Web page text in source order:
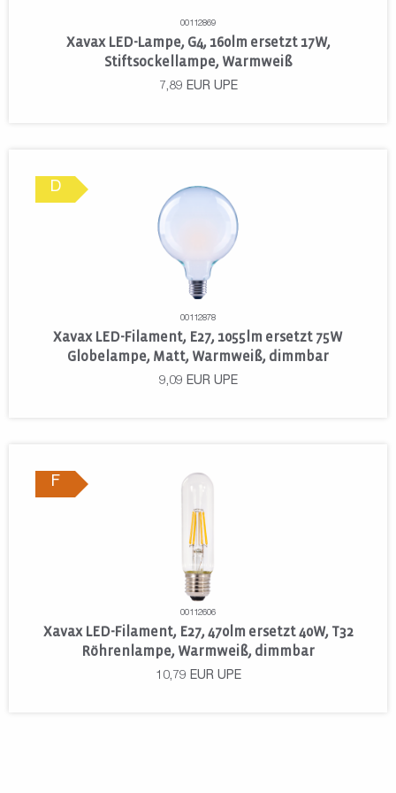
00112869
Xavax LED-Lampe, G4, 160lm ersetzt 17W,
Stiftsockellampe, Warmweiß
7,89 EUR UPE
D
00112878
Xavax LED-Filament, E27, 1055lm ersetzt 75W
Globelampe, Matt, Warmweiß, dimmbar
9,09 EUR UPE
F
00112606
Xavax LED-Filament, E27, 470lm ersetzt 40W, T32
Röhrenlampe, Warmweiß, dimmbar
10,79 EUR UPE